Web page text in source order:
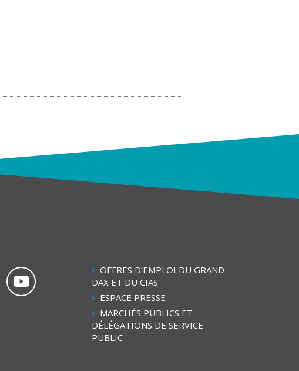
Lien
vers
OFFRES D’EMPLOI DU GRAND
DAX ET DU CIAS
ESPACE PRESSE
MARCHÉS PUBLICS ET
DÉLÉGATIONS DE SERVICE
PUBLIC